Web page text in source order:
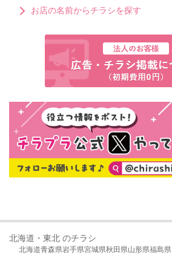
お店の名前からチラシを探す
北海道・東北 のチラシ
北海道青森県岩手県宮城県秋田県山形県福島県